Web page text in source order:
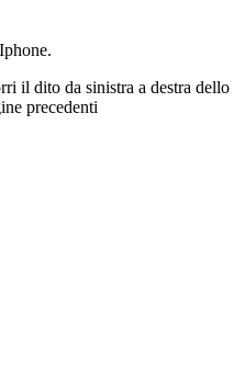
il dito da sinistra a destra dello
precedenti